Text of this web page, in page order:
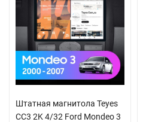
Штатная магнитола Teyes
CC3 2K 4/32 Ford Mondeo 3